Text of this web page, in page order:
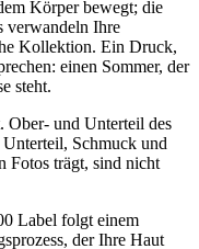
Körper bewegt; die
verwandeln Ihre
Kollektion. Ein Druck,
einen Sommer, der
steht.
Ober- und Unterteil des
Schmuck und
Fotos trägt, sind nicht
Label folgt einem
der Ihre Haut